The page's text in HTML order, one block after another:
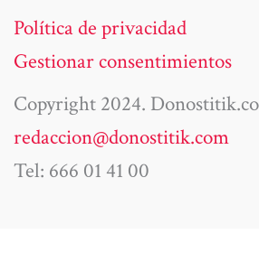
Política de privacidad
Gestionar consentimientos
Copyright 2024.
redaccion@donostitik.com
Tel: 666 01 41 00